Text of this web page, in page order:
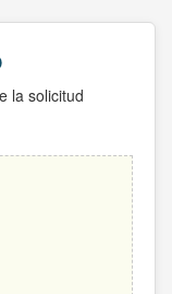
la solicitud